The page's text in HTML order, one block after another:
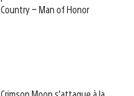
Country – Man of Honor